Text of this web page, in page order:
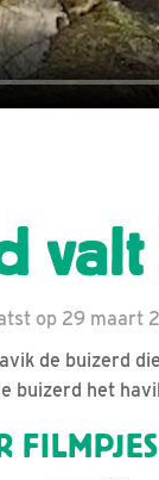
valt
op 29 maart
de buizerd
buizerd het